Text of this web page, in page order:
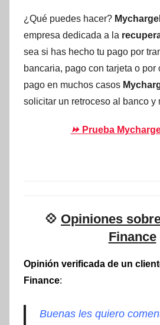
¿Qué puedes hacer?
empresa dedicada a la
sea si has hecho tu pago por
bancaria, pago con tarjeta o por
pago en muchos casos
solicitar un retroceso al banco y
⏩ Prueba
💠 Opiniones
Finance
Opinión verificada de un
Finance:
Buenas les quiero